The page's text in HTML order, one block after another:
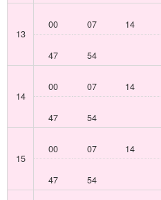
13
00 07 14
47 54
14
00 07 14
47 54
15
00 07 14
47 54